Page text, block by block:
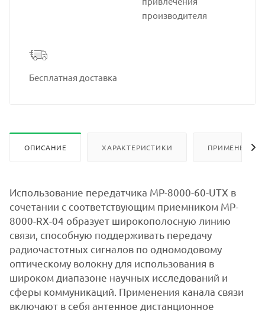
производителя
Бесплатная доставка
ОПИСАНИЕ ХАРАКТЕРИСТИКИ ПРИМЕНЕНИЕ
Использование передатчика MP-8000-60-UTX в
сочетании с соответствующим приемником MP-
8000-RX-04 образует широкополосную линию
связи, способную поддерживать передачу
радиочастотных сигналов по одномодовому
оптическому волокну для использования в
широком диапазоне научных исследований и
сферы коммуникаций. Применения канала связи
включают в себя антенное дистанционное